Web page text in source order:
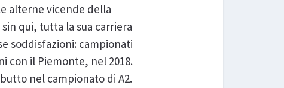
alterne vicende della
qui, tutta la sua carriera
soddisfazioni: campionati
con il Piemonte, nel 2018.
nel campionato di A2.